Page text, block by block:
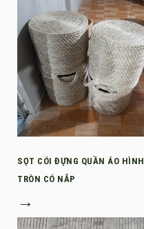
SỌT CÓI ĐỰNG QUẦN ÁO HÌNH
TRÒN CÓ NẮP
→